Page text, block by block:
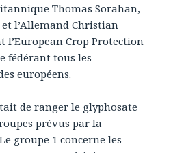
Thomas Sorahan,
l’Allemand Christian
l’European Crop Protection
fédérant tous les
européens.
de ranger le glyphosate
prévus par la
groupe 1 concerne les